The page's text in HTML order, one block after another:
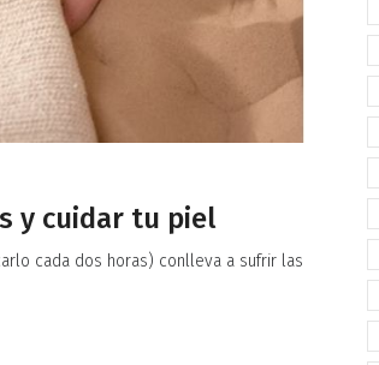
y cuidar tu piel
cada dos horas) conlleva a sufrir las